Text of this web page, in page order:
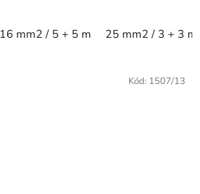
16 mm2 / 5 + 5 m 25 mm2 / 3 + 3 m
Kód: 1507/13